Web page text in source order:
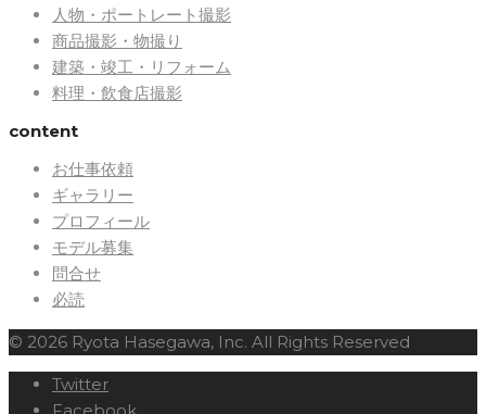
人物・ポートレート撮影
商品撮影・物撮り
建築・竣工・リフォーム
料理・飲食店撮影
content
お仕事依頼
ギャラリー
プロフィール
モデル募集
問合せ
必読
© 2026 Ryota Hasegawa, Inc. All Rights Reserved
Twitter
Facebook